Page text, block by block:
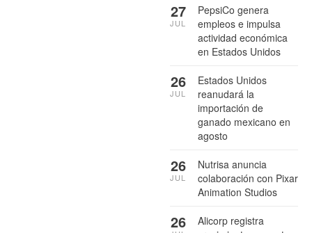
PepsiCo genera
empleos e impulsa
actividad económica
en Estados Unidos
27
JUL
Estados Unidos
reanudará la
importación de
ganado mexicano en
agosto
26
JUL
Nutrisa anuncia
colaboración con Pixar
Animation Studios
26
JUL
Alicorp registra
26